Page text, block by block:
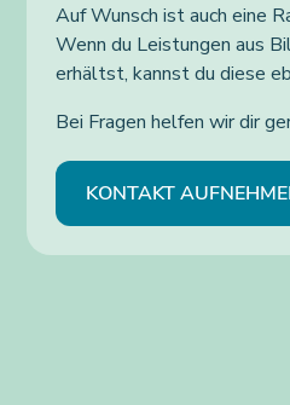
Auf Wunsch ist auch eine
Wenn du Leistungen aus
erhältst, kannst du diese
Bei Fragen helfen wir dir
KONTAKT